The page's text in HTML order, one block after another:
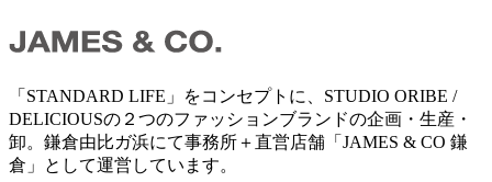
「STANDARD LIFE」をコンセプトに、STUDIO ORIBE /
DELICIOUSの２つのファッションブランドの企画・生産・
卸。鎌倉由比ガ浜にて事務所＋直営店舗「JAMES & CO 鎌
倉」として運営しています。